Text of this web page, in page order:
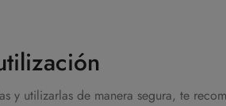
y utilizarlas de manera segura, te